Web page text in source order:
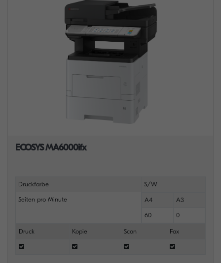
ECOSYS MA6000ifx
Druckfarbe S/W
Seiten pro Minute A4 A3
60 0
Druck Kopie Scan Fax